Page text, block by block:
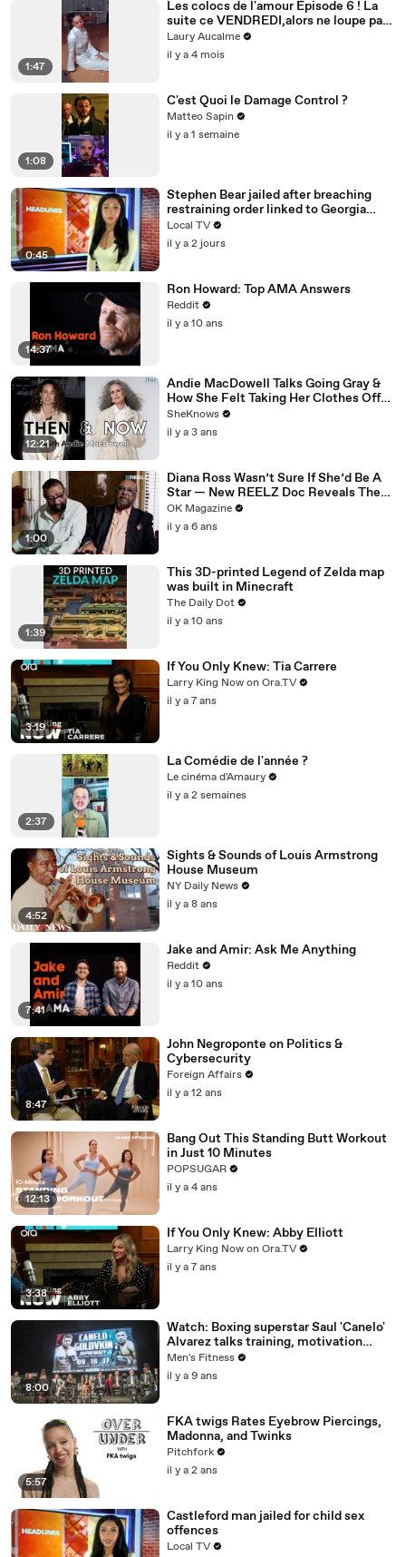
1:47
Les colocs de l'amour Épisode 6 ! La
suite ce VENDREDI,alors ne loupe pas
ça! Épisode 6/8 pour la saison 2
Laury Aucalme
il y a 4 mois
1:08
C'est Quoi le Damage Control ?
Matteo Sapin
il y a 1 semaine
0:45
Stephen Bear jailed after breaching
restraining order linked to Georgia
Harrison
Local TV
il y a 2 jours
14:37
Ron Howard: Top AMA Answers
Reddit
il y a 10 ans
12:21
Andie MacDowell Talks Going Gray &
How She Felt Taking Her Clothes Off
on Camera at Age 65
SheKnows
il y a 3 ans
1:00
Diana Ross Wasn’t Sure If She’d Be A
Star — New REELZ Doc Reveals The
Reason Why
OK Magazine
il y a 6 ans
1:39
This 3D-printed Legend of Zelda map
was built in Minecraft
The Daily Dot
il y a 10 ans
3:19
If You Only Knew: Tia Carrere
Larry King Now on Ora.TV
il y a 7 ans
2:37
La Comédie de l'année ?
Le cinéma d'Amaury
il y a 2 semaines
4:52
Sights & Sounds of Louis Armstrong
House Museum
NY Daily News
il y a 8 ans
7:41
Jake and Amir: Ask Me Anything
Reddit
il y a 10 ans
8:47
John Negroponte on Politics &
Cybersecurity
Foreign Affairs
il y a 12 ans
12:13
Bang Out This Standing Butt Workout
in Just 10 Minutes
POPSUGAR
il y a 4 ans
3:38
If You Only Knew: Abby Elliott
Larry King Now on Ora.TV
il y a 7 ans
8:00
Watch: Boxing superstar Saul 'Canelo'
Alvarez talks training, motivation
against Gennady Golovkin
Men's Fitness
il y a 9 ans
5:57
FKA twigs Rates Eyebrow Piercings,
Madonna, and Twinks
Pitchfork
il y a 2 ans
Castleford man jailed for child sex
offences
Local TV